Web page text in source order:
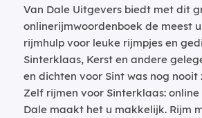
Van Dale Uitgevers biedt met dit
onlinerijmwoordenboek de meest
rijmhulp voor leuke rijmpjes en
Sinterklaas, Kerst en andere
en dichten voor Sint was nog nooit
Zelf rijmen voor Sinterklaas:
Dale maakt het u makkelijk. Rijm